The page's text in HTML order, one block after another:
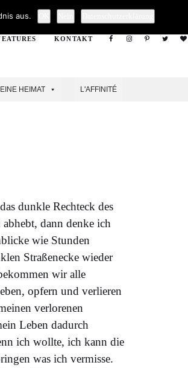
KONTAKT
HEIMAT L'AFFINITÉ
dunkle Rechteck des
dann denke ich
wie Stunden
Straßenecke wieder
wir alle
opfern und verlieren
verlorenen
Leben dadurch
ich wollte, ich kann die
was ich vermisse.
aus.